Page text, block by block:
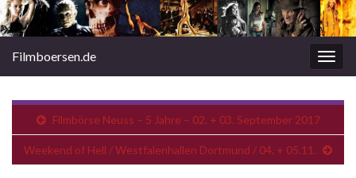
Filmboersen.de
Filmbörse Neuss – 5 Jahre – 02. + 03. September 2017
Weekend of Hell / Westfalenhallen Dortmund / 04. + 05.11.